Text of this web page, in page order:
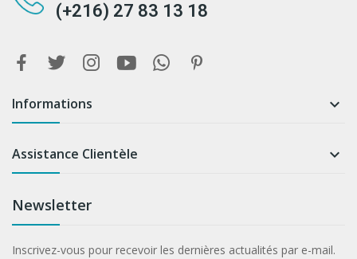
(+216) 27 83 13 18
Informations 
Assistance Clientèle 
Newsletter
Inscrivez-vous pour recevoir les dernières actualités par e-mail.